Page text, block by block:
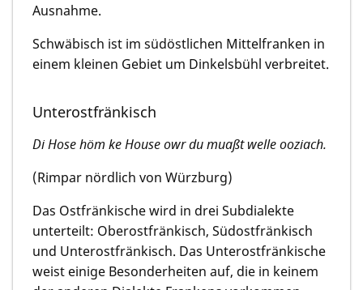
Ausnahme.
Schwäbisch ist im südöstlichen Mittelfranken in
einem kleinen Gebiet um Dinkelsbühl verbreitet.
Unterostfränkisch
Di Hose höm ke House owr du muaßt welle ooziach.
(Rimpar nördlich von Würzburg)
Das Ostfränkische wird in drei Subdialekte
unterteilt: Oberostfränkisch, Südostfränkisch
und Unterostfränkisch. Das Unterostfränkische
weist einige Besonderheiten auf, die in keinem